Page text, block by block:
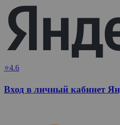
⭐4.6
Вход в личный кабинет